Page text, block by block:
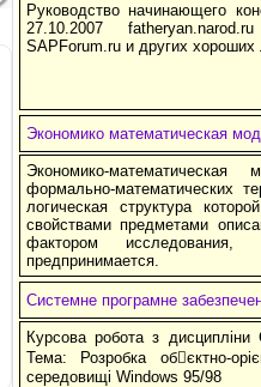
Руководство начинающего
27.10.2007
SAPForum.ru и других
Экономико математическая
Экономико-
формально-математических
логическая структура
свойствами предметами
фактором
предпринимается.
Системне програмне
Курсова робота з дисципліни
Тема: Розробка обєктно-
середовищі Windows 95/98